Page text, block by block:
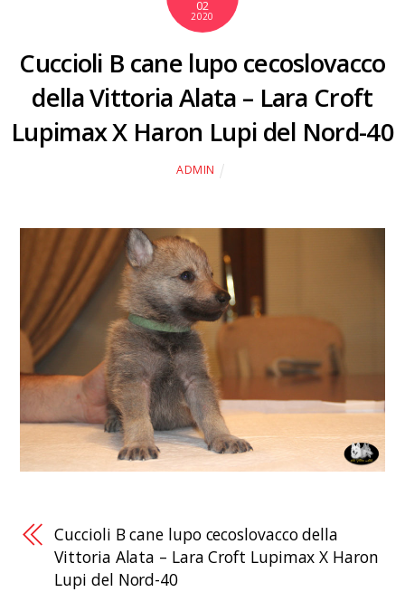
02
2020
Cuccioli B cane lupo cecoslovacco
della Vittoria Alata – Lara Croft
Lupimax X Haron Lupi del Nord-40
ADMIN
Cuccioli B cane lupo cecoslovacco della
Vittoria Alata – Lara Croft Lupimax X Haron
Lupi del Nord-40